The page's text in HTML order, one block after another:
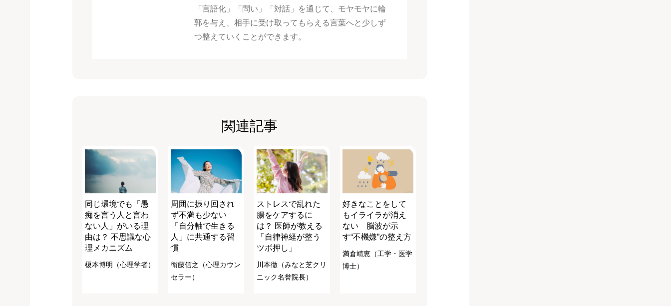
「言語化」「問い」「対話」を通じて、モヤモヤに輪
郭を与え、相手に受け取ってもらえる言葉へと少しず
つ整えていくことができます。
関連記事
同じ環境でも「愚
痴を言う人と言わ
ない人」がいる理
由は？ 不思議な心
理メカニズム
榎本博明（心理学者）
周囲に振り回され
ず不満も少ない
「自分軸で生きる
人」に共通する習
慣
衛藤信之（心理カウン
セラー）
ストレスで乱れた
腸をケアするに
は？ 医師が教える
「自律神経が整う
ツボ押し」
川本徹（みなと芝クリ
ニック名誉院長）
好きなことをして
もイライラが消え
ない 脳波が示
す“不機嫌”の整え方
満倉靖恵（工学・医学
博士）